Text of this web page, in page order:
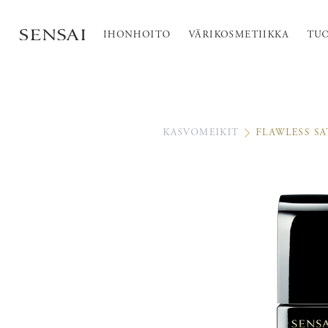
IHONHOITO VÄRIKOSMETIIKKA
KASVOMEIKIT FLAWLESS